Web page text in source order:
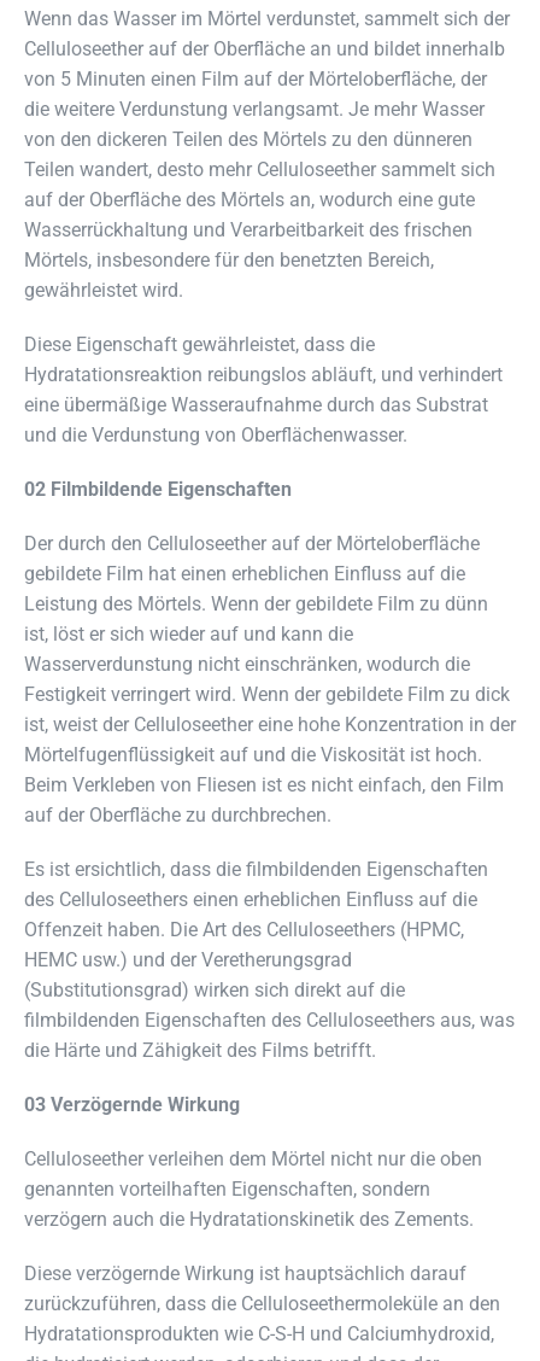
Wenn das Wasser im Mörtel verdunstet, sammelt sich der
Celluloseether auf der Oberfläche an und bildet innerhalb
von 5 Minuten einen Film auf der Mörteloberfläche, der
die weitere Verdunstung verlangsamt. Je mehr Wasser
von den dickeren Teilen des Mörtels zu den dünneren
Teilen wandert, desto mehr Celluloseether sammelt sich
auf der Oberfläche des Mörtels an, wodurch eine gute
Wasserrückhaltung und Verarbeitbarkeit des frischen
Mörtels, insbesondere für den benetzten Bereich,
gewährleistet wird.
Diese Eigenschaft gewährleistet, dass die
Hydratationsreaktion reibungslos abläuft, und verhindert
eine übermäßige Wasseraufnahme durch das Substrat
und die Verdunstung von Oberflächenwasser.
02 Filmbildende Eigenschaften
Der durch den Celluloseether auf der Mörteloberfläche
gebildete Film hat einen erheblichen Einfluss auf die
Leistung des Mörtels. Wenn der gebildete Film zu dünn
ist, löst er sich wieder auf und kann die
Wasserverdunstung nicht einschränken, wodurch die
Festigkeit verringert wird. Wenn der gebildete Film zu dick
ist, weist der Celluloseether eine hohe Konzentration in der
Mörtelfugenflüssigkeit auf und die Viskosität ist hoch.
Beim Verkleben von Fliesen ist es nicht einfach, den Film
auf der Oberfläche zu durchbrechen.
Es ist ersichtlich, dass die filmbildenden Eigenschaften
des Celluloseethers einen erheblichen Einfluss auf die
Offenzeit haben. Die Art des Celluloseethers (HPMC,
HEMC usw.) und der Veretherungsgrad
(Substitutionsgrad) wirken sich direkt auf die
filmbildenden Eigenschaften des Celluloseethers aus, was
die Härte und Zähigkeit des Films betrifft.
03 Verzögernde Wirkung
Celluloseether verleihen dem Mörtel nicht nur die oben
genannten vorteilhaften Eigenschaften, sondern
verzögern auch die Hydratationskinetik des Zements.
Diese verzögernde Wirkung ist hauptsächlich darauf
zurückzuführen, dass die Celluloseethermoleküle an den
Hydratationsprodukten wie C-S-H und Calciumhydroxid,